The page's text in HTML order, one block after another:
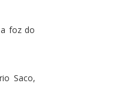
foz do
Saco,